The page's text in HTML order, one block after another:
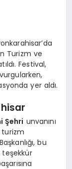
Turizm ve
Festival,
yer aldı.
Şehri unvanını
bu